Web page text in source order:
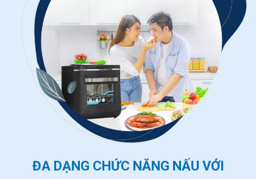
ĐA DẠNG CHỨC NĂNG NẤU VỚI